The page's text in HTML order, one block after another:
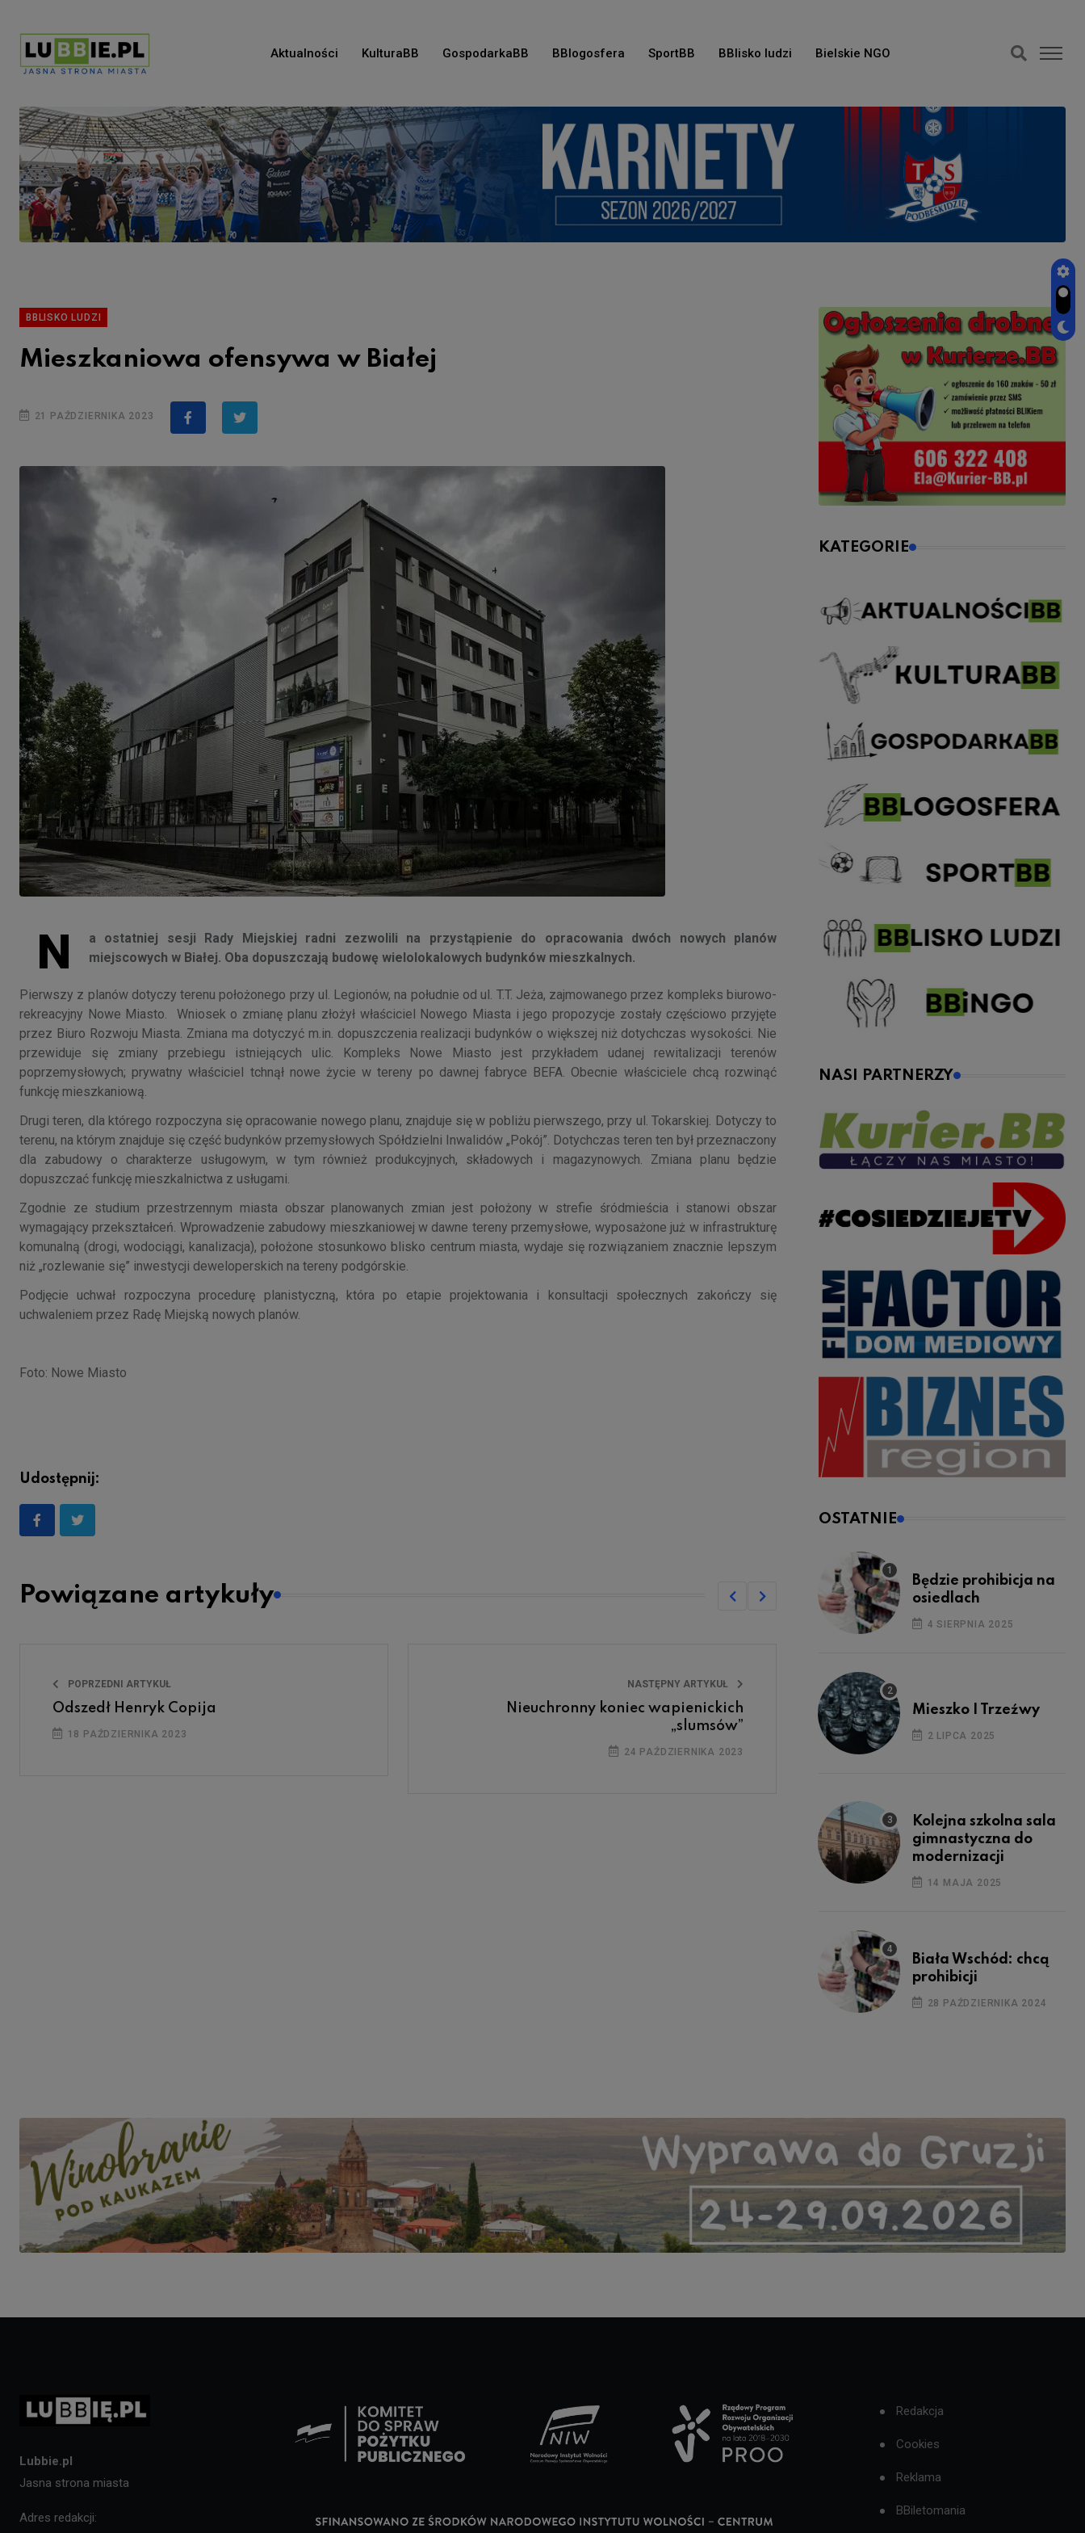
Aktualności KulturaBB GospodarkaBB BBlogosfera SportBB BBlisko ludzi Bielskie NGO
BBLISKO LUDZI
Mieszkaniowa ofensywa w Białej
21 PAŹDZIERNIKA 2023
N
a ostatniej sesji Rady Miejskiej radni zezwolili na przystąpienie do opracowania dwóch nowych planów
miejscowych w Białej. Oba dopuszczają budowę wielolokalowych budynków mieszkalnych.
Pierwszy z planów dotyczy terenu położonego przy ul. Legionów, na południe od ul. T.T. Jeża, zajmowanego przez kompleks biurowo-
rekreacyjny Nowe Miasto. Wniosek o zmianę planu złożył właściciel Nowego Miasta i jego propozycje zostały częściowo przyjęte
przez Biuro Rozwoju Miasta. Zmiana ma dotyczyć m.in. dopuszczenia realizacji budynków o większej niż dotychczas wysokości. Nie
przewiduje się zmiany przebiegu istniejących ulic. Kompleks Nowe Miasto jest przykładem udanej rewitalizacji terenów
poprzemysłowych; prywatny właściciel tchnął nowe życie w tereny po dawnej fabryce BEFA. Obecnie właściciele chcą rozwinąć
funkcję mieszkaniową.
Drugi teren, dla którego rozpoczyna się opracowanie nowego planu, znajduje się w pobliżu pierwszego, przy ul. Tokarskiej. Dotyczy to
terenu, na którym znajduje się część budynków przemysłowych Spółdzielni Inwalidów „Pokój”. Dotychczas teren ten był przeznaczony
dla zabudowy o charakterze usługowym, w tym również produkcyjnych, składowych i magazynowych. Zmiana planu będzie
dopuszczać funkcję mieszkalnictwa z usługami.
Zgodnie ze studium przestrzennym miasta obszar planowanych zmian jest położony w strefie śródmieścia i stanowi obszar
wymagający przekształceń. Wprowadzenie zabudowy mieszkaniowej w dawne tereny przemysłowe, wyposażone już w infrastrukturę
komunalną (drogi, wodociągi, kanalizacja), położone stosunkowo blisko centrum miasta, wydaje się rozwiązaniem znacznie lepszym
niż „rozlewanie się” inwestycji deweloperskich na tereny podgórskie.
Podjęcie uchwał rozpoczyna procedurę planistyczną, która po etapie projektowania i konsultacji społecznych zakończy się
uchwaleniem przez Radę Miejską nowych planów.
Foto: Nowe Miasto
Udostępnij:
Powiązane artykuły
POPRZEDNI ARTYKUŁ
Odszedł Henryk Copija
18 PAŹDZIERNIKA 2023
NASTĘPNY ARTYKUŁ
Nieuchronny koniec wapienickich
„slumsów”
24 PAŹDZIERNIKA 2023
KATEGORIE
NASI PARTNERZY
OSTATNIE
Będzie prohibicja na
osiedlach
4 SIERPNIA 2025
Mieszko I Trzeźwy
2 LIPCA 2025
Kolejna szkolna sala
gimnastyczna do
modernizacji
14 MAJA 2025
Biała Wschód: chcą
prohibicji
28 PAŹDZIERNIKA 2024
Lubbie.pl
Jasna strona miasta
Adres redakcji:
Redakcja
Cookies
Reklama
BBiletomania